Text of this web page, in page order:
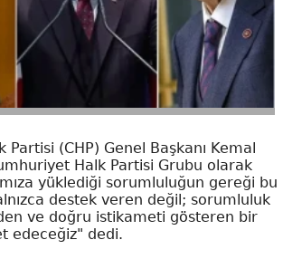
Partisi (CHP) Genel Başkanı Kemal
Halk Partisi Grubu olarak
yüklediği sorumluluğun gereği bu
destek veren değil; sorumluluk
ve doğru istikameti gösteren bir
edeceğiz" dedi.